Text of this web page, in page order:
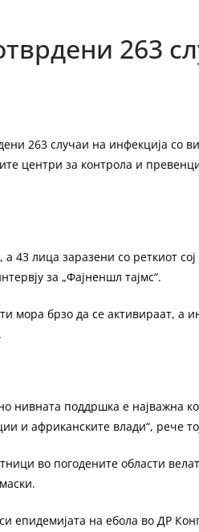
263
263 случаи на инфекција со
центри за контрола и
43 лица заразени со реткиот
за „Фајненшл тајмс“.
мора брзо да се активираат, а
нивната поддршка е најважна
и африканските влади“, рече
во погодените области
епидемијата на ебола во ДР